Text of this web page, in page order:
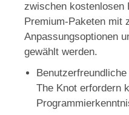
zwischen kostenlosen
Premium-Paketen mit
Anpassungsoptionen
gewählt werden.
The Knot erfordern